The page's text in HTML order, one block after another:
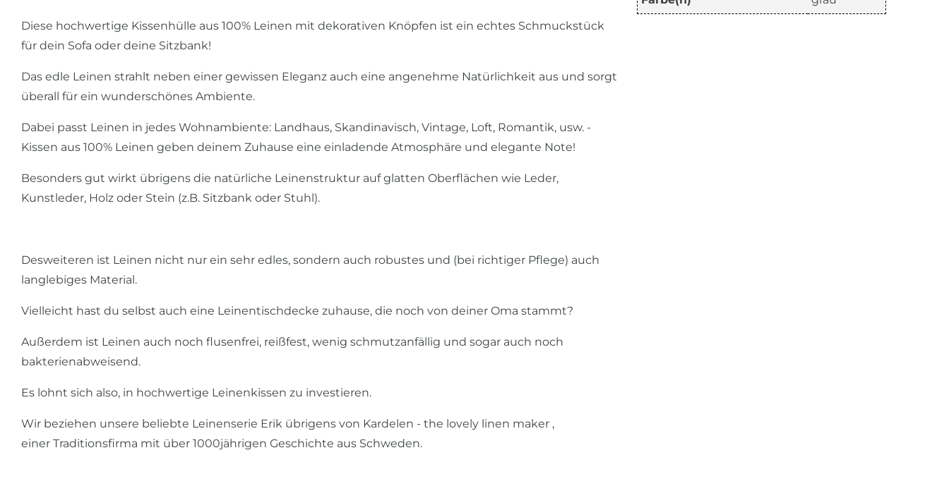
Diese hochwertige Kissenhülle aus 100% Leinen mit dekorativen Knöpfen ist ein echtes Schmuckstück
für dein Sofa oder deine Sitzbank!
Das edle Leinen strahlt neben einer gewissen Eleganz auch eine angenehme Natürlichkeit aus und sorgt
überall für ein wunderschönes Ambiente.
Dabei passt Leinen in jedes Wohnambiente: Landhaus, Skandinavisch, Vintage, Loft, Romantik, usw. -
Kissen aus 100% Leinen geben deinem Zuhause eine einladende Atmosphäre und elegante Note!
Besonders gut wirkt übrigens die natürliche Leinenstruktur auf glatten Oberflächen wie Leder,
Kunstleder, Holz oder Stein (z.B. Sitzbank oder Stuhl).
Desweiteren ist Leinen nicht nur ein sehr edles, sondern auch robustes und (bei richtiger Pflege) auch
langlebiges Material.
Vielleicht hast du selbst auch eine Leinentischdecke zuhause, die noch von deiner Oma stammt?
Außerdem ist Leinen auch noch flusenfrei, reißfest, wenig schmutzanfällig und sogar auch noch
bakterienabweisend.
Es lohnt sich also, in hochwertige Leinenkissen zu investieren.
Wir beziehen unsere beliebte Leinenserie Erik übrigens von Kardelen - the lovely linen maker ,
einer Traditionsfirma mit über 1000jährigen Geschichte aus Schweden.